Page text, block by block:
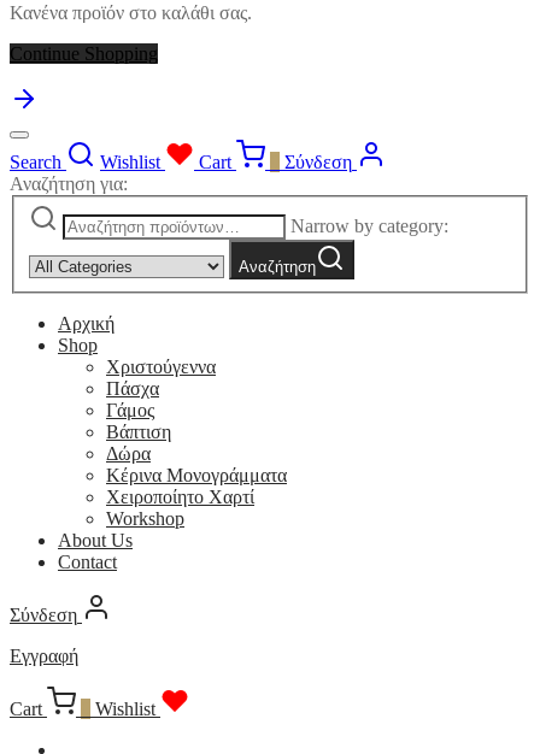
Κανένα προϊόν στο καλάθι σας.
Continue Shopping
Search Wishlist Cart
Σύνδεση
Αναζήτηση για:
Narrow by category:
Αναζήτηση
Αρχική
Shop
Χριστούγεννα
Πάσχα
Γάμος
Βάπτιση
Δώρα
Κέρινα Μονογράμματα
Χειροποίητο Χαρτί
Workshop
About Us
Contact
Σύνδεση
Εγγραφή
Cart Wishlist